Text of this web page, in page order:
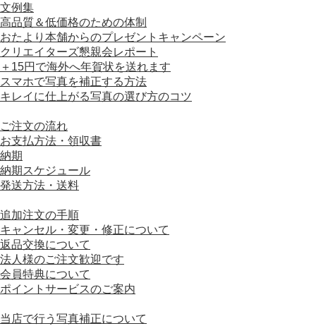
文例集
高品質＆低価格のための体制
おたより本舗からのプレゼントキャンペーン
クリエイターズ懇親会レポート
＋15円で海外へ年賀状を送れます
スマホで写真を補正する方法
キレイに仕上がる写真の選び方のコツ
ご注文の流れ
お支払方法・領収書
納期
納期スケジュール
発送方法・送料
追加注文の手順
キャンセル・変更・修正について
返品交換について
法人様のご注文歓迎です
会員特典について
ポイントサービスのご案内
当店で行う写真補正について